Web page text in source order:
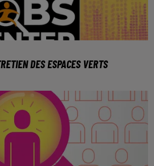
DES ESPACES VERTS